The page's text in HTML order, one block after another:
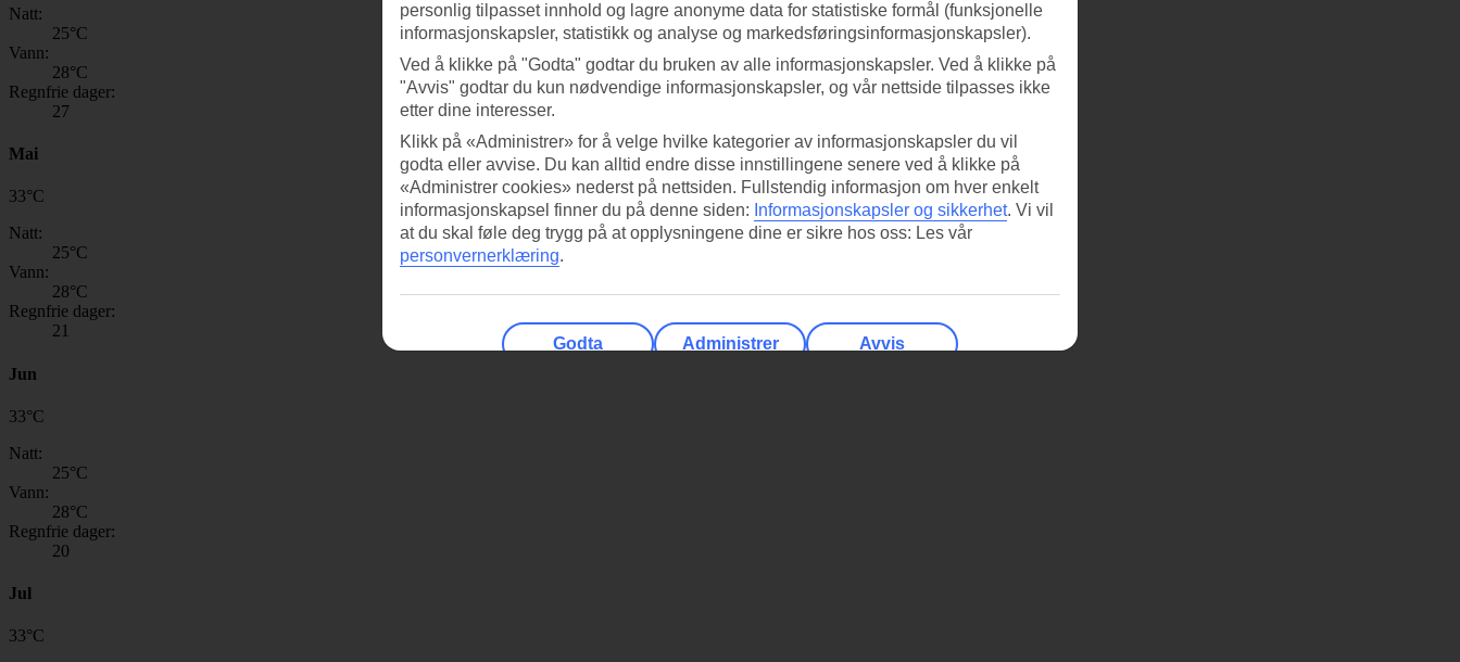
Natt:
25°C
Vann:
28°C
Regnfrie dager:
27
Mai
33°C
Natt:
25°C
Vann:
28°C
Regnfrie dager:
21
Jun
33°C
Natt:
25°C
Vann:
28°C
Regnfrie dager:
20
Jul
33°C
personlig tilpasset innhold og lagre anonyme data for statistiske formål (funksjonelle
informasjonskapsler, statistikk og analyse og markedsføringsinformasjonskapsler).
Ved å klikke på "Godta" godtar du bruken av alle informasjonskapsler. Ved å klikke på
"Avvis" godtar du kun nødvendige informasjonskapsler, og vår nettside tilpasses ikke
etter dine interesser.
Klikk på «Administrer» for å velge hvilke kategorier av informasjonskapsler du vil
godta eller avvise. Du kan alltid endre disse innstillingene senere ved å klikke på
«Administrer cookies» nederst på nettsiden. Fullstendig informasjon om hver enkelt
informasjonskapsel finner du på denne siden: Informasjonskapsler og sikkerhet. Vi vil
at du skal føle deg trygg på at opplysningene dine er sikre hos oss: Les vår
personvernerklæring.
Godta Administrer Avvis